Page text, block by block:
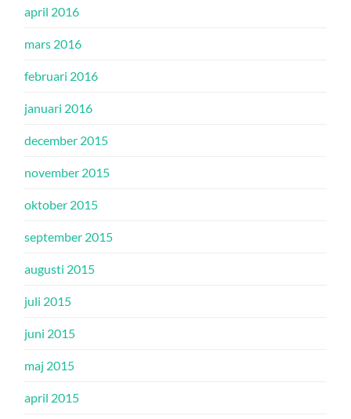
april 2016
mars 2016
februari 2016
januari 2016
december 2015
november 2015
oktober 2015
september 2015
augusti 2015
juli 2015
juni 2015
maj 2015
april 2015